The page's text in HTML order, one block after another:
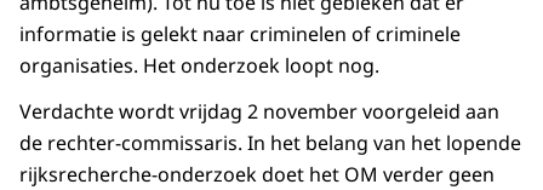
informatie is gelekt naar criminelen of criminele
organisaties. Het onderzoek loopt nog.
Verdachte wordt vrijdag 2 november voorgeleid aan
de rechter-commissaris. In het belang van het lopende
rijksrecherche-onderzoek doet het OM verder geen